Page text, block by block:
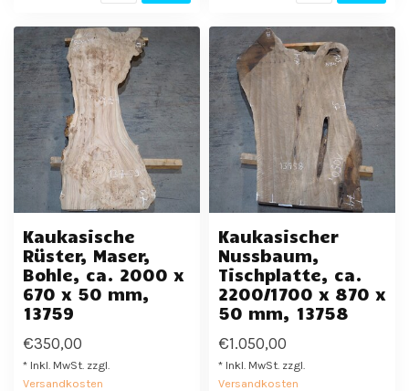
Kaukasische
Rüster, Maser,
Bohle, ca. 2000 x
670 x 50 mm,
13759
€350,00
* Inkl. MwSt. zzgl.
Versandkosten
Kaukasischer
Nussbaum,
Tischplatte, ca.
2200/1700 x 870 x
50 mm, 13758
€1.050,00
* Inkl. MwSt. zzgl.
Versandkosten